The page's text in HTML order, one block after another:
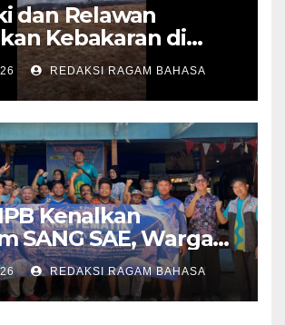
dan Relawan
Kebakaran di
Suryakencana
Meluas
REDAKSI RAGAM BAHASA
Kenalkan
SANG SAE, Warga
Diajak
Jadi Bernilai
REDAKSI RAGAM BAHASA